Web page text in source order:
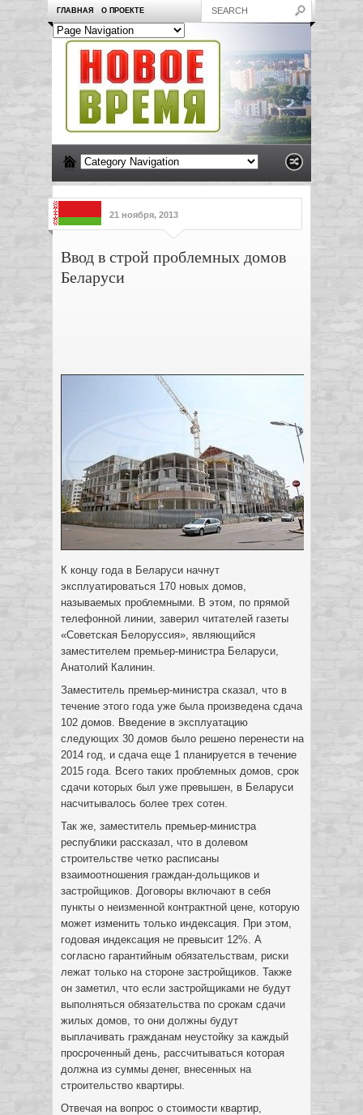
ГЛАВНАЯ О ПРОЕКТЕ
21 ноября, 2013
Ввод в строй проблемных домов
Беларуси
К концу года в Беларуси начнут
эксплуатироваться 170 новых домов,
называемых проблемными. В этом, по прямой
телефонной линии, заверил читателей газеты
«Советская Белоруссия», являющийся
заместителем премьер-министра Беларуси,
Анатолий Калинин.
Заместитель премьер-министра сказал, что в
течение этого года уже была произведена сдача
102 домов. Введение в эксплуатацию
следующих 30 домов было решено перенести на
2014 год, и сдача еще 1 планируется в течение
2015 года. Всего таких проблемных домов, срок
сдачи которых был уже превышен, в Беларуси
насчитывалось более трех сотен.
Так же, заместитель премьер-министра
республики рассказал, что в долевом
строительстве четко расписаны
взаимоотношения граждан-дольщиков и
застройщиков. Договоры включают в себя
пункты о неизменной контрактной цене, которую
может изменить только индексация. При этом,
годовая индексация не превысит 12%. А
согласно гарантийным обязательствам, риски
лежат только на стороне застройщиков. Также
он заметил, что если застройщиками не будут
выполняться обязательства по срокам сдачи
жилых домов, то они должны будут
выплачивать гражданам неустойку за каждый
просроченный день, рассчитываться которая
должна из суммы денег, внесенных на
строительство квартиры.
Отвечая на вопрос о стоимости квартир,